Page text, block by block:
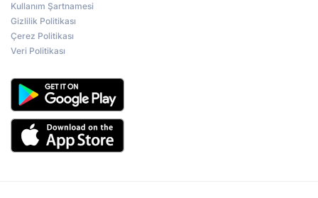
Kullanım Şartnamesi
Gizlilik Politikası
Çerez Politikası
Veri Politikası